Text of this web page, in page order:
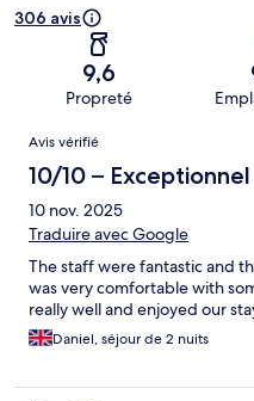
306 avis
9,6
Propreté
Avis
Avis vérifié
10/10 – Exceptionnel
10 nov. 2025
Traduire avec Google
The staff were fantastic and
was very comfortable with
really well and enjoyed our
Daniel, séjour de 2 nuits